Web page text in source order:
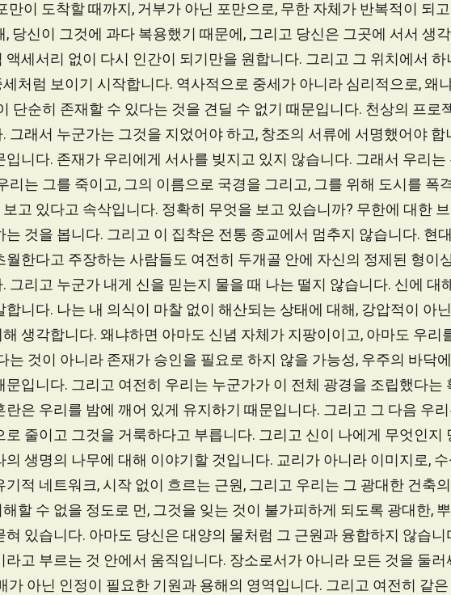
만이 도착할 때까지, 거부가 아닌 포만으로, 무한 자체가 반복적이 되고
, 당신이 그것에 과다 복용했기 때문에, 그리고 당신은 그곳에 서서 생
액세서리 없이 다시 인간이 되기만을 원합니다. 그리고 그 위치에서
처럼 보이기 시작합니다. 역사적으로 중세가 아니라 심리적으로, 왜
단순히 존재할 수 있다는 것을 견딜 수 없기 때문입니다. 천상의 프로
그래서 누군가는 그것을 지었어야 하고, 창조의 서류에 서명했어야 합
입니다. 존재가 우리에게 서사를 빚지고 있지 않습니다. 그래서 우리는
리는 그를 죽이고, 그의 이름으로 국경을 그리고, 그를 위해 도시를 폭
고 있다고 속삭입니다. 정확히 무엇을 보고 있습니까? 무한에 대한
는 것을 봅니다. 그리고 이 집착은 전통 종교에서 멈추지 않습니다. 현
월한다고 주장하는 사람들도 여전히 두개골 안에 자신의 정제된 형이
그리고 누군가 내게 신을 믿는지 물을 때 나는 떨지 않습니다. 신에 대
니다. 나는 내 의식이 마찰 없이 해산되는 상태에 대해, 강압적이 아
생각합니다. 왜냐하면 아마도 신념 자체가 지팡이이고, 아마도 우리
는 것이 아니라 존재가 승인을 필요로 하지 않을 가능성, 우주의 바닥
문입니다. 그리고 여전히 우리는 누군가가 이 전체 광경을 조립했다는
란은 우리를 밤에 깨어 있게 유지하기 때문입니다. 그리고 그 다음 우
줄이고 그것을 거룩하다고 부릅니다. 그리고 신이 나에게 무엇인지
의 생명의 나무에 대해 이야기할 것입니다. 교리가 아니라 이미지로, 수
적 네트워크, 시작 없이 흐르는 근원, 그리고 우리는 그 광대한 건축의
할 수 없을 정도로 먼, 그것을 잊는 것이 불가피하게 되도록 광대한,
혀 있습니다. 아마도 당신은 대양의 물처럼 그 근원과 융합하지 않습니
라고 부르는 것 안에서 움직입니다. 장소로서가 아니라 모든 것을 둘
가 아닌 인정이 필요한 기원과 용해의 영역입니다. 그리고 여전히 같은